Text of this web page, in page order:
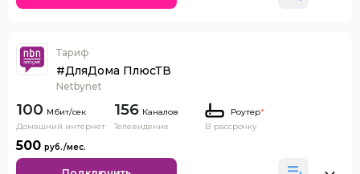
Тариф
#ДляДома ПлюсТВ
Netbynet
100
Домашний интернет
156 Каналов
Телевидение
Роутер*
В рассрочку
500